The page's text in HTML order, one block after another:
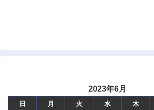
2023年6月
日 月 火 水 木